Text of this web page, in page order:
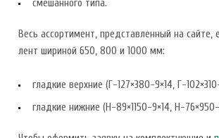
смешанного типа.
Весь ассортимент, представленный на
лент шириной 650, 800 и 1000 мм:
гладкие верхние (Г-127×380-9×14, Г-
гладкие нижние (Н-89×1150-9×14, Н-